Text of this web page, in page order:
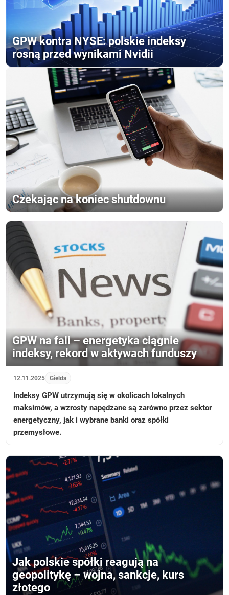
GPW kontra NYSE: polskie indeksy
rosną przed wynikami Nvidii
Czekając na koniec shutdownu
GPW na fali – energetyka ciągnie
indeksy, rekord w aktywach funduszy
12.11.2025 Gielda
Indeksy GPW utrzymują się w okolicach lokalnych
maksimów, a wzrosty napędzane są zarówno przez sektor
energetyczny, jak i wybrane banki oraz spółki
przemysłowe.
Jak polskie spółki reagują na
geopolitykę – wojna, sankcje, kurs
złotego